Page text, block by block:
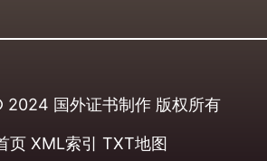
2024 国外证书制作 版权所有
页 XML索引 TXT地图